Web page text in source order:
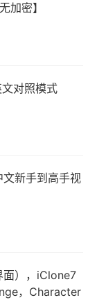
加密】
对照模式
新手到高手视
面），iClone7
，Character